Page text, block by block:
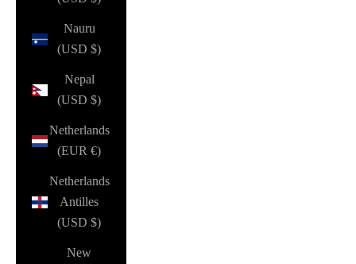
Nauru
(USD $)
Nepal
(USD $)
Netherlands
(EUR €)
Netherlands
Antilles
(USD $)
New